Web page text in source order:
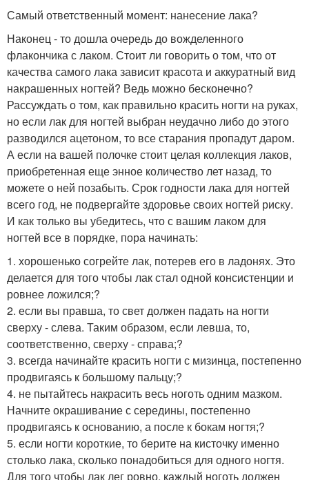
Самый ответственный момент: нанесение лака?
Наконец - то дошла очередь до вожделенного
флакончика с лаком. Стоит ли говорить о том, что от
качества самого лака зависит красота и аккуратный вид
накрашенных ногтей? Ведь можно бесконечно?
Рассуждать о том, как правильно красить ногти на руках,
но если лак для ногтей выбран неудачно либо до этого
разводился ацетоном, то все старания пропадут даром.
А если на вашей полочке стоит целая коллекция лаков,
приобретенная еще энное количество лет назад, то
можете о ней позабыть. Срок годности лака для ногтей
всего год, не подвергайте здоровье своих ногтей риску.
И как только вы убедитесь, что с вашим лаком для
ногтей все в порядке, пора начинать:
1. хорошенько согрейте лак, потерев его в ладонях. Это
делается для того чтобы лак стал одной консистенции и
ровнее ложился;?
2. если вы правша, то свет должен падать на ногти
сверху - слева. Таким образом, если левша, то,
соответственно, сверху - справа;?
3. всегда начинайте красить ногти с мизинца, постепенно
продвигаясь к большому пальцу;?
4. не пытайтесь накрасить весь ноготь одним мазком.
Начните окрашивание с середины, постепенно
продвигаясь к основанию, а после к бокам ногтя;?
5. если ногти короткие, то берите на кисточку именно
столько лака, сколько понадобиться для одного ногтя.
Для того чтобы лак лег ровно, каждый ноготь должен